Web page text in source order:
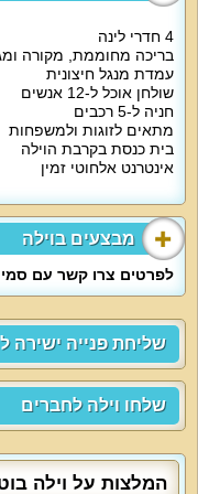
4 חדרי לינה
בריכה מחוממת, מקורה
עמדת מנגל חיצונית
שולחן אוכל ל-12 אנשים
חניה ל-5 רכבים
מתאים לזוגות ולמשפחות
בית כנסת בקרבת הוילה
אינטרנט אלחוטי זמין
מבצעים בוילה
לפרטים צרו קשר עם סמי
שליחת פנייה ישירה
שלחו וילה לחברים
המלצות על וילה